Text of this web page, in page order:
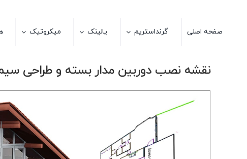
صفحه اصلی گرنداستریم یالینک میکروتیک
نقشه نصب دوربین مدار بسته و طراحی